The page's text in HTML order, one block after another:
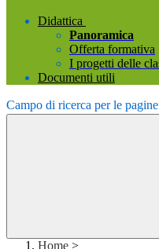
Didattica
Panoramica
Offerta formativa
I progetti delle
Documenti utili
Campo di ricerca per le
Home >